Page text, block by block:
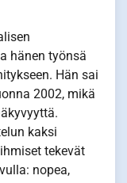
hänen työnsä
Hän sai
2002, mikä
kaksi
tekevät
nopea,